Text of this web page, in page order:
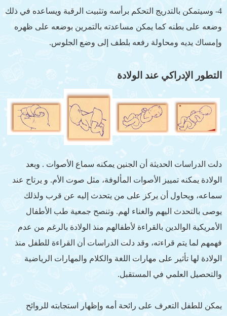
4- وسيتمكن بالتدريج التحكم برأسه وتثبيت الرقبة ويساعده في ذلك
وضعه على بطنه كما يمكن مساعدته بالتمرين بوضعه على ظهره
وإمساك يديه ومحاولة رفعه بلطف إلى وضع الجلوس.
التطور الإدراكي عند الولادة
دلت الدراسات الحديثة أن الجنين يمكنه سماع الأصوات . وبعد
الولادة يمكنه تمييز الأصوات المألوفة، مثل صوت الأم. و يرتاح عند
سماعه، ويحاول أن يركز على من يتحدث إليه عن قرب ولذلك
يوصى بالتحدث اليهم والغناء لهم. وتنصح جمعية طب الأطفال
الأمريكية الوالدين بالقراءة لأطفالهم منذ الولادة بالرغم من عدم
فهمهم لما يتم قراءته، وقد دلت الدراسات أن القراءة للطفل منذ
الولادة لها تأثير على مهارات اللغة والكلام والمهارات الرياضية
والتحصيل العلمي في المستقبل.
يمكن للطفل التعرف على رائحة أمه وإظهار استجابته للروائح